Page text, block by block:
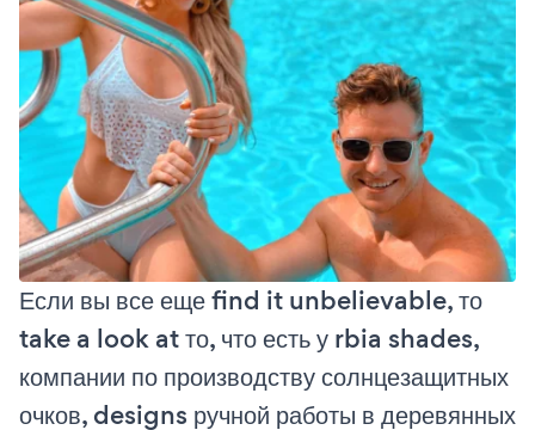
Если вы все еще find it unbelievable, то
take a look at то, что есть у rbia shades,
компании по производству солнцезащитных
очков, designs ручной работы в деревянных